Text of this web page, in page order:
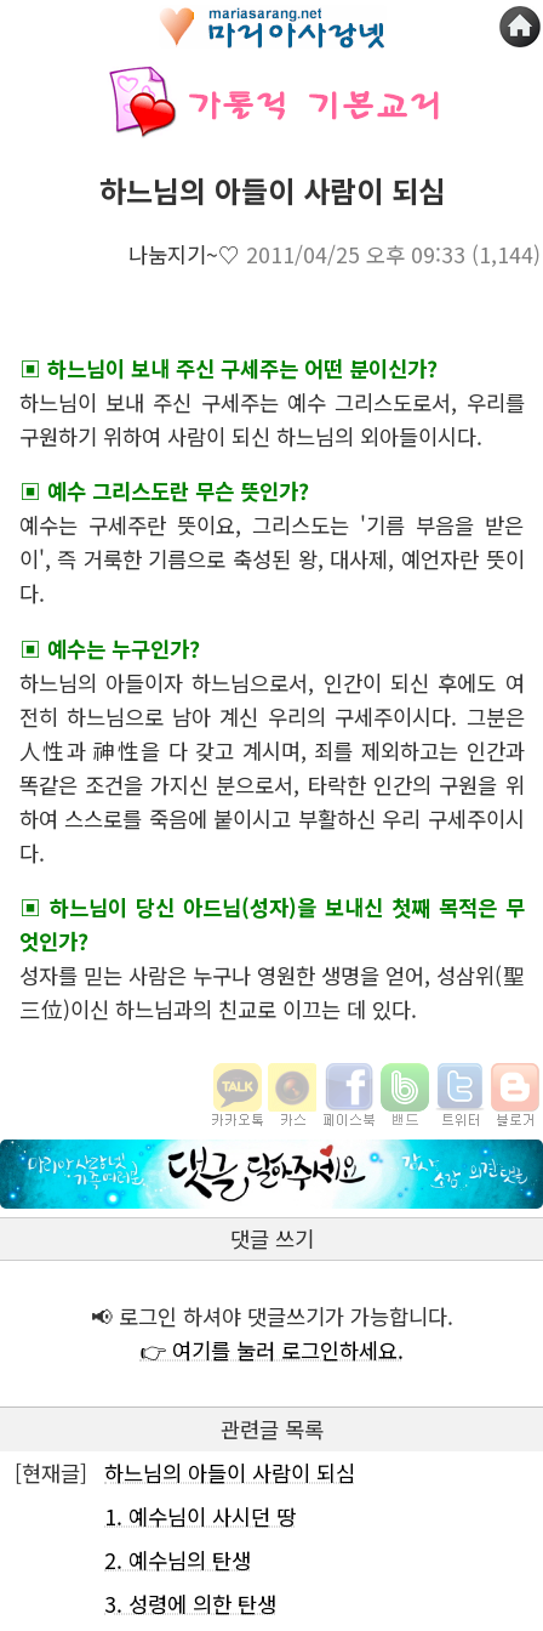
하느님의 아들이 사람이 되심
나눔지기~♡ 2011/04/25 오후 09:33 (1,144)
▣ 하느님이 보내 주신 구세주는 어떤 분이신가?
하느님이 보내 주신 구세주는 예수 그리스도로서, 우리를
구원하기 위하여 사람이 되신 하느님의 외아들이시다.
▣ 예수 그리스도란 무슨 뜻인가?
예수는 구세주란 뜻이요, 그리스도는 '기름 부음을 받은
이', 즉 거룩한 기름으로 축성된 왕, 대사제, 예언자란 뜻이
다.
▣ 예수는 누구인가?
하느님의 아들이자 하느님으로서, 인간이 되신 후에도 여
전히 하느님으로 남아 계신 우리의 구세주이시다. 그분은
人性과 神性을 다 갖고 계시며, 죄를 제외하고는 인간과
똑같은 조건을 가지신 분으로서, 타락한 인간의 구원을 위
하여 스스로를 죽음에 붙이시고 부활하신 우리 구세주이시
다.
▣ 하느님이 당신 아드님(성자)을 보내신 첫째 목적은 무
엇인가?
성자를 믿는 사람은 누구나 영원한 생명을 얻어, 성삼위(聖
三位)이신 하느님과의 친교로 이끄는 데 있다.
댓글 쓰기
📢 로그인 하셔야 댓글쓰기가 가능합니다.
👉 여기를 눌러 로그인하세요.
관련글 목록
[현재글]
하느님의 아들이 사람이 되심
1. 예수님이 사시던 땅
2. 예수님의 탄생
3. 성령에 의한 탄생